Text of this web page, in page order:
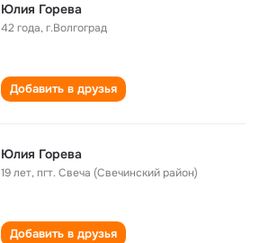
Юлия Горева
42 года,г.Волгоград
Добавить в друзья
Юлия Горева
19 лет,пгт. Свеча (Свечинский район)
Добавить в друзья